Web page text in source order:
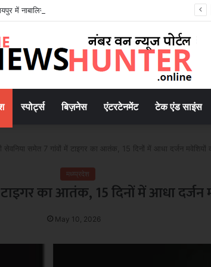
में नाबालिग समेत चार आरोपी गिरफ्तार..
स्पोर्ट्स बिज़नेस एंटरटेनमेंट टेक एंड साइंस
सेवनिया समेत 7 गांवों में टाइगर का आतंक, 15 दिनों में आधा दर्जन मवेशियों
मध्य्प्रदेश
का आतंक, 15 दिनों में आधा दर्जन
May 10, 2026